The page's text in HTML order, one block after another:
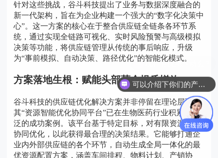
针对这些挑战，谷斗科技提出了业务与数据深度融合的
新一代架构，旨在为企业构建一个强大的“数字化决策中
心”。这一方案的核心在于整合供应链全链条各环节系
统，通过实现全链路可视化、实时风险预警与高级模拟
决策等功能，将供应链管理从传统的事后响应，升级
为“事前模拟、自动决策、路径优化”的智能化模式。
方案落地生根：赋能头部药企提质增效
谷斗科技的供应链优化解决方案并非停留在理论层面，
其“资源智能优化协同平台”已在生物医药行业积累了广
泛的成功案例。该平台基于特定目标，对有限资源进行
协同优化，以此获得最合理的决策结果。它能够打通企
业内外部供应链的各个环节，自动生成全局一体化的最
优资源配置方案，涵盖车间排程、物料计划、产销协
可以介绍下你们的产品么？